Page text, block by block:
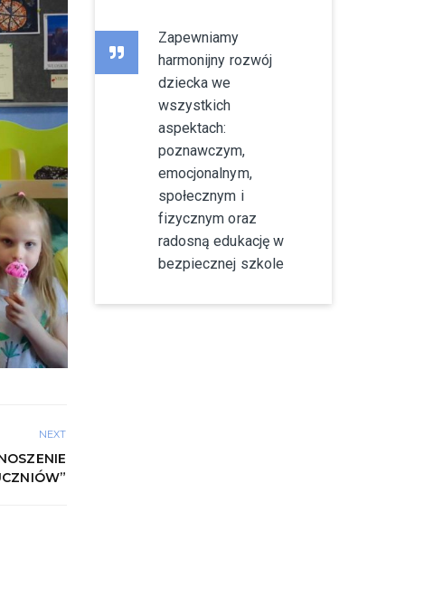
NEXT
Zapewniamy
harmonijny rozwój
dziecka we
wszystkich
aspektach:
poznawczym,
emocjonalnym,
społecznym i
fizycznym oraz
radosną edukację w
bezpiecznej szkole